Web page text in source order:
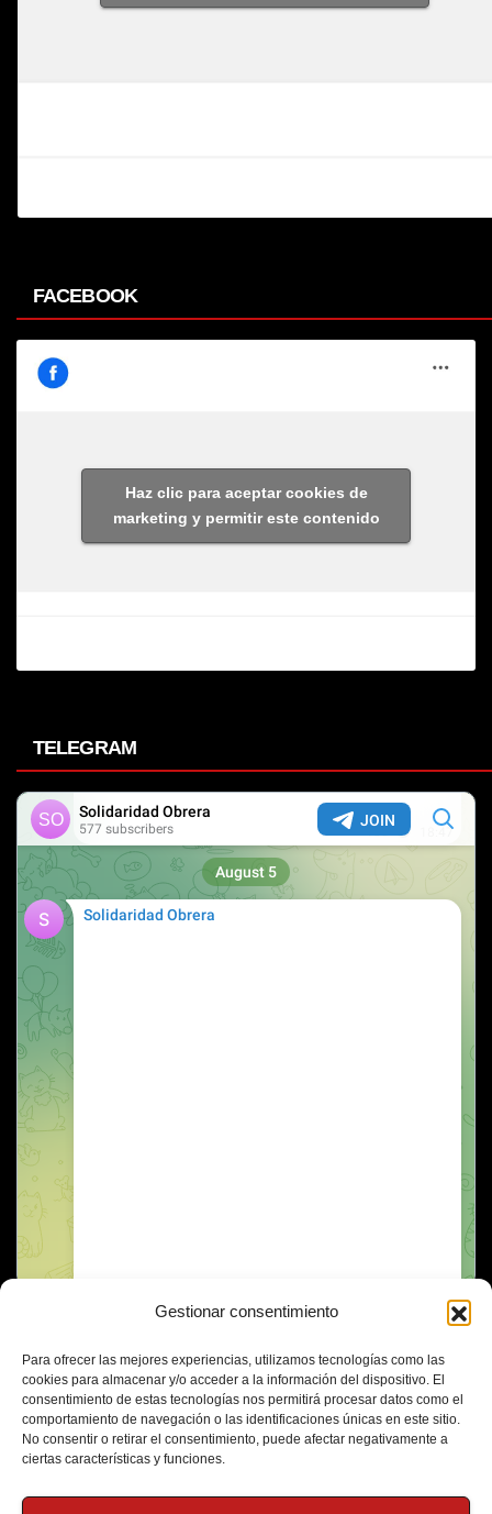
Gestionar consentimiento
Para ofrecer las mejores experiencias, utilizamos tecnologías como las
cookies para almacenar y/o acceder a la información del dispositivo. El
consentimiento de estas tecnologías nos permitirá procesar datos como el
comportamiento de navegación o las identificaciones únicas en este sitio.
No consentir o retirar el consentimiento, puede afectar negativamente a
ciertas características y funciones.
FACEBOOK
Haz clic para aceptar cookies de
marketing y permitir este contenido
TELEGRAM